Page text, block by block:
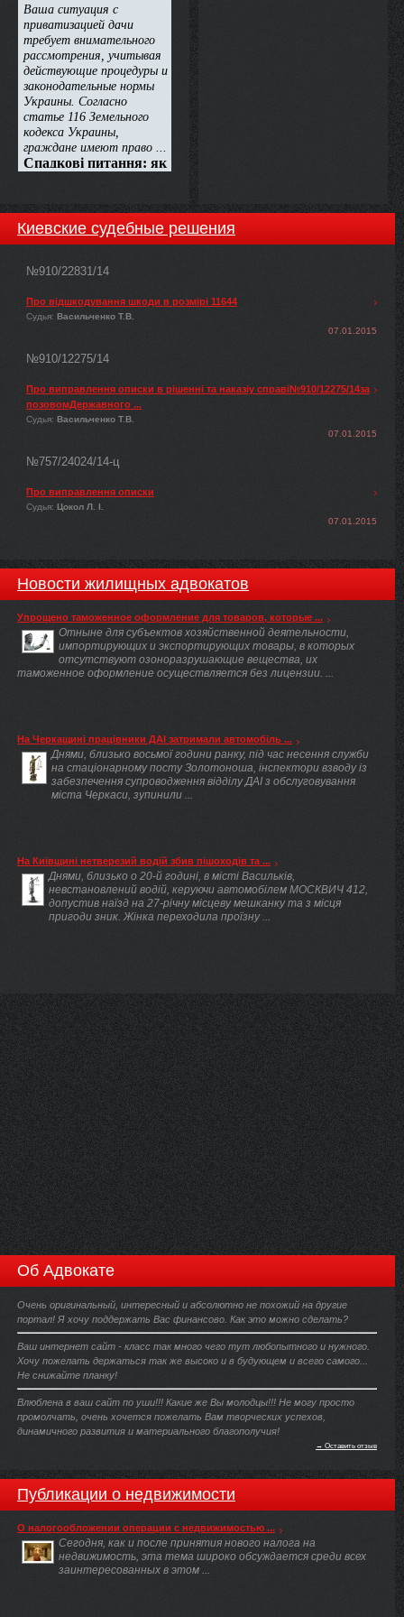
енергетики, ПОСТАНОВЛЯЄ:
Киевские судебные решения
№910/22831/14
Про відшкодування шкоди в розмірі 11644
Судья: Васильченко Т.В.
07.01.2015
№910/12275/14
Про виправлення описки в рішенні та наказіу справі№910/12275/14за
позовомДержавного ...
Судья: Васильченко Т.В.
07.01.2015
№757/24024/14-ц
Про виправлення описки
Судья: Цокол Л. І.
07.01.2015
Новости жилищных адвокатов
Упрощено таможенное оформление для товаров, которые ...
Отныне для субъектов хозяйственной деятельности,
импортирующих и экспортирующих товары, в которых
отсутствуют озоноразрушающие вещества, их
таможенное оформление осуществляется без лицензии. ...
На Черкащині працівники ДАІ затримали автомобіль ...
Днями, близько восьмої години ранку, під час несення служби
на стаціонарному посту Золотоноша, інспектори взводу із
забезпечення супроводження відділу ДАІ з обслуговування
міста Черкаси, зупинили ...
На Київщині нетверезий водій збив пішоходів та ...
Днями, близько о 20-й годині, в місті Васильків,
невстановлений водій, керуючи автомобілем МОСКВИЧ 412,
допустив наїзд на 27-річну місцеву мешканку та з місця
пригоди зник. Жінка переходила проїзну ...
Об Адвокате
Очень оригинальный, интересный и абсолютно не похожий на другие
портал! Я хочу поддержать Вас финансово. Как это можно сделать?
Ваш интернет сайт - класс так много чего тут любопытного и нужного.
Хочу пожелать держаться так же высоко и в будующем и всего самого...
Не снижайте планку!
Влюблена в ваш сайт по уши!!! Какие же Вы молодцы!!! Не могу просто
промолчать, очень хочется пожелать Вам творческих успехов,
динамичного развития и материального благополучия!
→ Оставить отзыв
Публикации о недвижимости
О налогообложении операции с недвижимостью ...
Сегодня, как и после принятия нового налога на
недвижимость, эта тема широко обсуждается среди всех
заинтересованных в этом ...